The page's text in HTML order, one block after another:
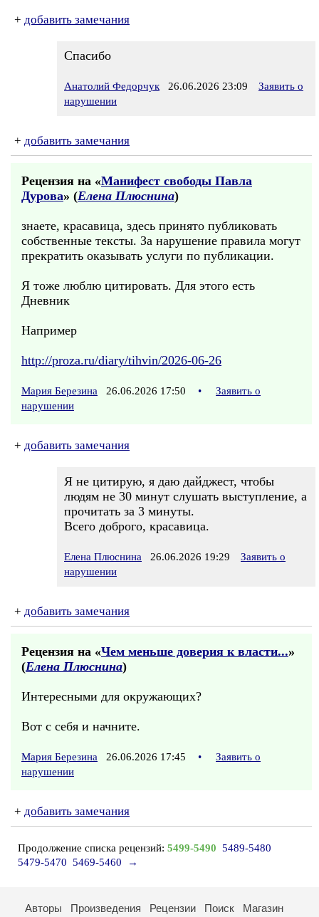
+ добавить замечания
Спасибо
Анатолий Федорчук 26.06.2026 23:09
Заявить о
нарушении
+ добавить замечания
Рецензия на «Манифест свободы Павла
Дурова» (Елена Плюснина)
знаете, красавица, здесь принято публиковать
собственные тексты. За нарушение правила могут
прекратить оказывать услуги по публикации.
Я тоже люблю цитировать. Для этого есть
Дневник
Например
http://proza.ru/diary/tihvin/2026-06-26
Мария Березина 26.06.2026 17:50 •
Заявить о
нарушении
+ добавить замечания
Я не цитирую, я даю дайджест, чтобы
людям не 30 минут слушать выступление, а
прочитать за 3 минуты.
Всего доброго, красавица.
Елена Плюснина 26.06.2026 19:29
Заявить о
нарушении
+ добавить замечания
Рецензия на «Чем меньше доверия к власти...»
(Елена Плюснина)
Интересными для окружающих?
Вот с себя и начните.
Мария Березина 26.06.2026 17:45 •
Заявить о
нарушении
+ добавить замечания
Продолжение списка рецензий: 5499-5490 5489-5480
5479-5470 5469-5460 →
Авторы Произведения Рецензии Поиск
Магазин